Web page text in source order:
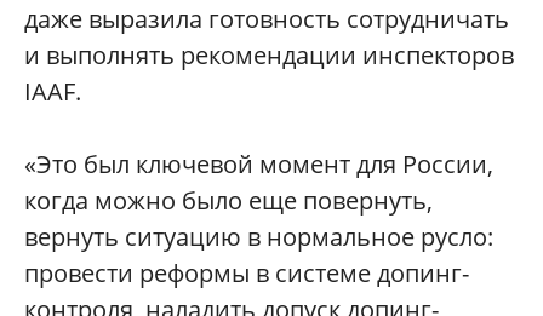
даже выразила готовность сотрудничать
и выполнять рекомендации инспекторов
IAAF.
«Это был ключевой момент для России,
когда можно было еще повернуть,
вернуть ситуацию в нормальное русло:
провести реформы в системе допинг-
контроля, наладить допуск допинг-